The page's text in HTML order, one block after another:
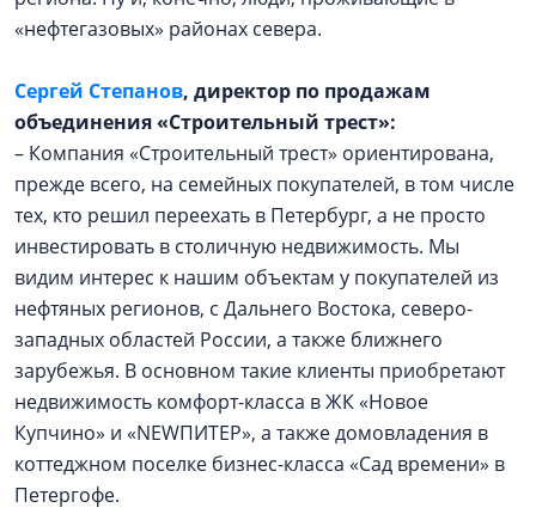
«нефтегазовых» районах севера.
Сергей Степанов, директор по продажам
объединения «Строительный трест»:
– Компания «Строительный трест» ориентирована,
прежде всего, на семейных покупателей, в том числе
тех, кто решил переехать в Петербург, а не просто
инвестировать в столичную недвижимость. Мы
видим интерес к нашим объектам у покупателей из
нефтяных регионов, с Дальнего Востока, северо-
западных областей России, а также ближнего
зарубежья. В основном такие клиенты приобретают
недвижимость комфорт-класса в ЖК «Новое
Купчино» и «NEWПИТЕР», а также домовладения в
коттеджном поселке бизнес-класса «Сад времени» в
Петергофе.